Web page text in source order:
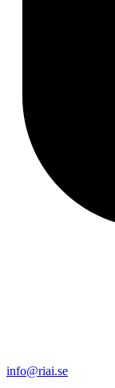
info@riai.se